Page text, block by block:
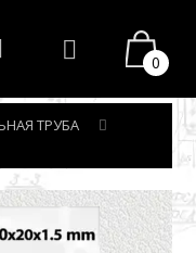
0
ТРУБА